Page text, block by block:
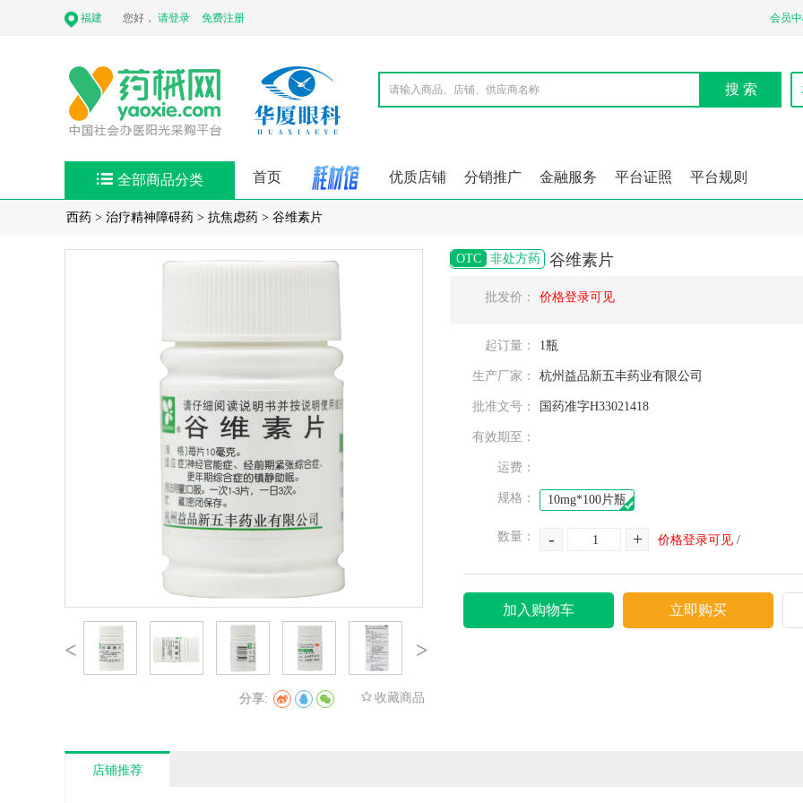
福建 您好， 请登录 免费注册 会员
搜 索
全部商品分类 首页 优质店铺 分销推广 金融服务 平台证照 平台规则
西药 > 治疗精神障碍药 > 抗焦虑药 > 谷维素片
< >
分享: 收藏商品
OTC 非处方药 谷维素片
批发价： 价格登录可见
起订量： 1瓶
生产厂家： 杭州益品新五丰药业有限公司
批准文号： 国药准字H33021418
有效期至：
运费：
规格： 10mg*100片瓶
数量： - + 价格登录可见 /
加入购物车 立即购买
店铺推荐